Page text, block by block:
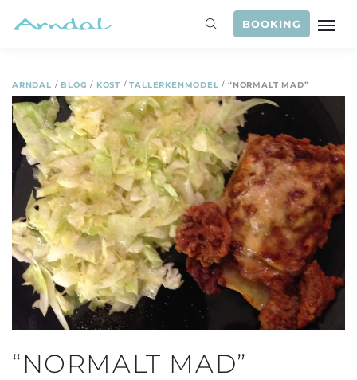
BOOKING
ARNDAL / BLOG / KOST /TALLERKENMODEL /“NORMALT MAD”
“NORMALT MAD”